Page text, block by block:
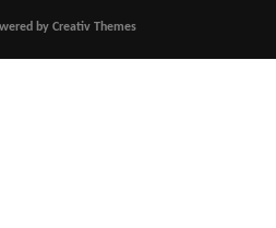
by Creativ Themes